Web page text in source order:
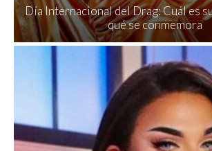
Día Internacional del Drag: Cuál es
qué se conmemora